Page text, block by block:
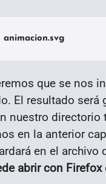
que se nos
El resultado
nuestro directorio
en la anterior
en el
abrir con